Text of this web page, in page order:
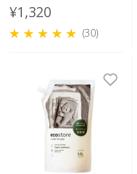
レモン＞ 1L
¥1,320
(30)